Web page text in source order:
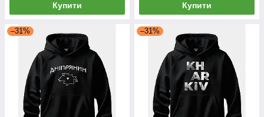
Купити Купити
–31% –31%